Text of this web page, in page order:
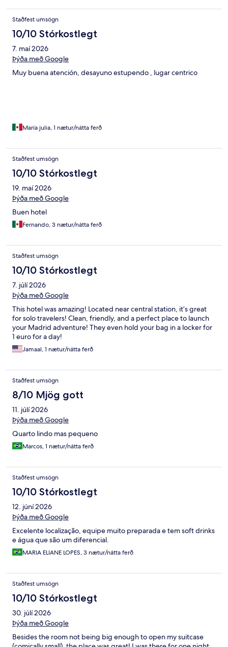
Staðfest umsögn
10/10 Stórkostlegt
7. maí 2026
Þýða með Google
Muy buena atención, desayuno estupendo , lugar centrico
María julia, 1 nætur/nátta ferð
Staðfest umsögn
10/10 Stórkostlegt
19. maí 2026
Þýða með Google
Buen hotel
Fernando, 3 nætur/nátta ferð
Staðfest umsögn
10/10 Stórkostlegt
7. júlí 2026
Þýða með Google
This hotel was amazing! Located near central station, it’s great
for solo travelers! Clean, friendly, and a perfect place to launch
your Madrid adventure! They even hold your bag in a locker for
1 euro for a day!
Jamaal, 1 nætur/nátta ferð
Staðfest umsögn
8/10 Mjög gott
11. júlí 2026
Þýða með Google
Quarto lindo mas pequeno
Marcos, 1 nætur/nátta ferð
Staðfest umsögn
10/10 Stórkostlegt
12. júní 2026
Þýða með Google
Excelente localização, equipe muito preparada e tem soft drinks
e água que são um diferencial.
MARIA ELIANE LOPES, 3 nætur/nátta ferð
Staðfest umsögn
10/10 Stórkostlegt
30. júlí 2026
Þýða með Google
Besides the room not being big enough to open my suitcase